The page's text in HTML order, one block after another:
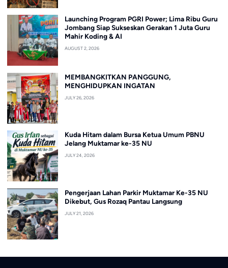
Launching Program PGRI Power; Lima Ribu Guru
Jombang Siap Sukseskan Gerakan 1 Juta Guru
Mahir Koding & AI
AUGUST 2, 2026
MEMBANGKITKAN PANGGUNG,
MENGHIDUPKAN INGATAN
JULY 26, 2026
Kuda Hitam dalam Bursa Ketua Umum PBNU
Jelang Muktamar ke-35 NU
JULY 24, 2026
Pengerjaan Lahan Parkir Muktamar Ke-35 NU
Dikebut, Gus Rozaq Pantau Langsung
JULY 21, 2026